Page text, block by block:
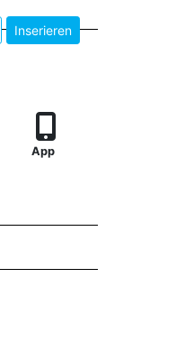
Inserieren
App